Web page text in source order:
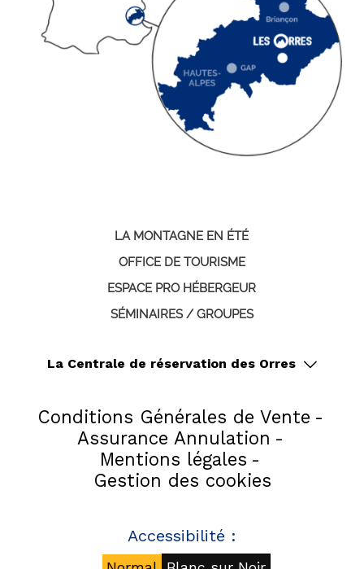
LA MONTAGNE EN ÉTÉ
OFFICE DE TOURISME
ESPACE PRO HÉBERGEUR
SÉMINAIRES / GROUPES
La Centrale de réservation des Orres
Conditions Générales de Vente
Assurance Annulation
Mentions légales
Gestion des cookies
Accessibilité :